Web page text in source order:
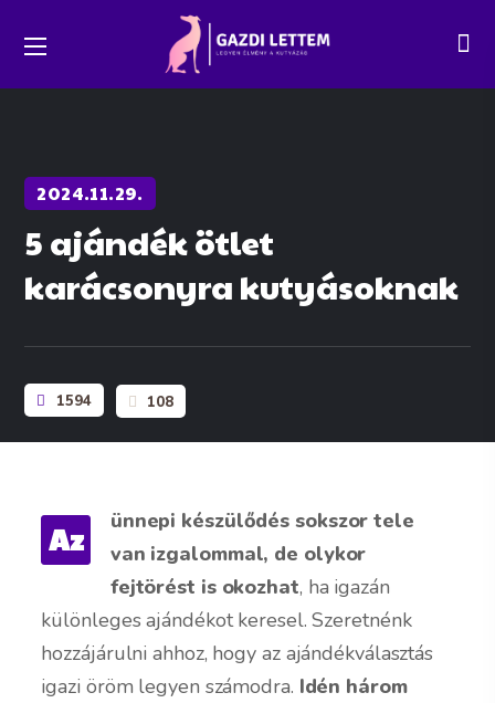
2024.11.29.
5 ajándék ötlet
karácsonyra kutyásoknak
1594 108
Az
ünnepi készülődés sokszor tele
van izgalommal, de olykor
fejtörést is okozhat, ha igazán
különleges ajándékot keresel. Szeretnénk
hozzájárulni ahhoz, hogy az ajándékválasztás
igazi öröm legyen számodra. Idén három